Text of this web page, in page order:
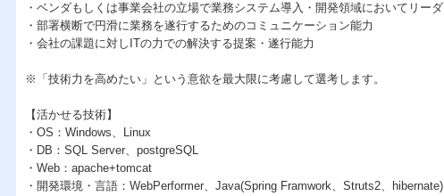
・ベンダもしくは事業会社の立場で業務システム導入・開発領域においてリー
・部署横断で円滑に業務を遂行するためのコミュニケーション能力
・会社の課題に対しITの力での解決する提案・遂行能力
※「技術力を高めたい」という意欲を最大限に考慮して選考します。
【活かせる技術】
・OS：Windows、Linux
・DB：SQL Server、postgreSQL
・Web：apache+tomcat
・開発環境・言語：WebPerformer、Java(Spring Framwork、Struts2、